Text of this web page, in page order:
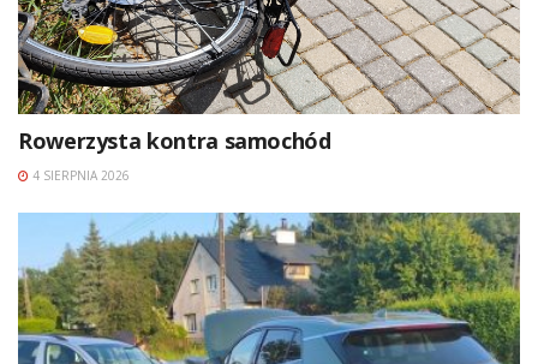
Rowerzysta kontra samochód
4 SIERPNIA 2026